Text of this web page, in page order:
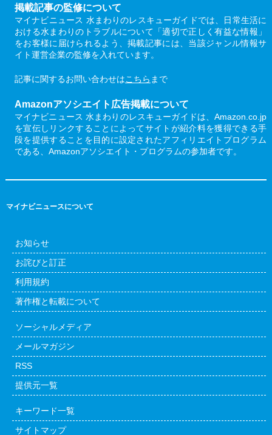
掲載記事の監修について
マイナビニュース 水まわりのレスキューガイドでは、日常生活に
おける水まわりのトラブルについて「適切で正しく有益な情報」
をお客様に届けられるよう、掲載記事には、当該ジャンル情報サ
イト運営企業の監修を入れています。
記事に関するお問い合わせはこちら まで
Amazonアソシエイト広告掲載について
マイナビニュース 水まわりのレスキューガイドは、Amazon.co.jp
を宣伝しリンクすることによってサイトが紹介料を獲得できる手
段を提供することを目的に設定されたアフィリエイトプログラム
である、Amazonアソシエイト・プログラムの参加者です。
マイナビニュースについて
お知らせ
お詫びと訂正
利用規約
著作権と転載について
ソーシャルメディア
メールマガジン
RSS
提供元一覧
キーワード一覧
サイトマップ